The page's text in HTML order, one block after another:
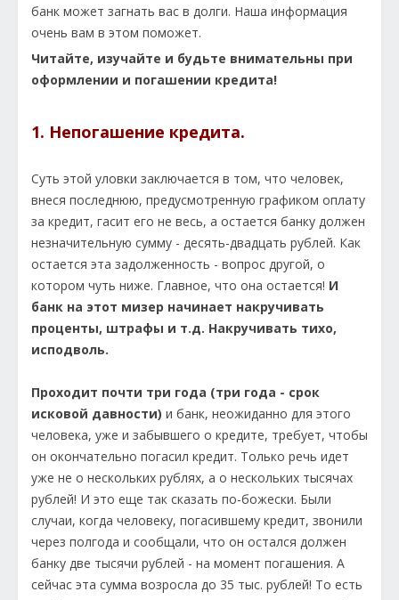
банк может загнать вас в долги. Наша информация
очень вам в этом поможет.
Читайте, изучайте и будьте внимательны при
оформлении и погашении кредита!
1. Непогашение кредита.
Суть этой уловки заключается в том, что человек,
внеся последнюю, предусмотренную графиком оплату
за кредит, гасит его не весь, а остается банку должен
незначительную сумму - десять-двадцать рублей. Как
остается эта задолженность - вопрос другой, о
котором чуть ниже. Главное, что она остается! И
банк на этот мизер начинает накручивать
проценты, штрафы и т.д. Накручивать тихо,
исподволь.
Проходит почти три года (три года - срок
исковой давности) и банк, неожиданно для этого
человека, уже и забывшего о кредите, требует, чтобы
он окончательно погасил кредит. Только речь идет
уже не о нескольких рублях, а о нескольких тысячах
рублей! И это еще так сказать по-божески. Были
случаи, когда человеку, погасившему кредит, звонили
через полгода и сообщали, что он остался должен
банку две тысячи рублей - на момент погашения. А
сейчас эта сумма возросла до 35 тыс. рублей! То есть